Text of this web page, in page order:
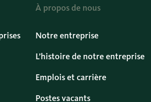
À propos de nous
Notre entreprise
L’histoire de notre entreprise
Emplois et carrière
Postes vacants